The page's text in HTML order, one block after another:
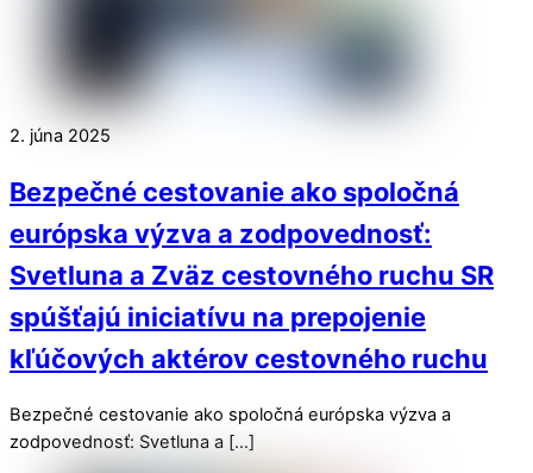
2. júna 2025
Bezpečné cestovanie ako spoločná
európska výzva a zodpovednosť:
Svetluna a Zväz cestovného ruchu SR
spúšťajú iniciatívu na prepojenie
kľúčových aktérov cestovného ruchu
Bezpečné cestovanie ako spoločná európska výzva a
zodpovednosť: Svetluna a […]